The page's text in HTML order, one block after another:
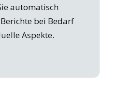
automatisch
bei Bedarf
Aspekte.